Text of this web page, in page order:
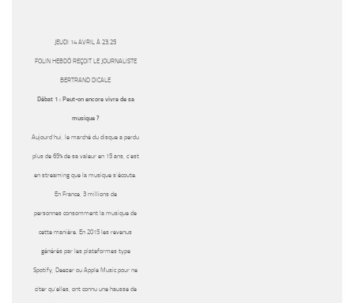
JEUDI 14 AVRIL À 23.25
FOLIN HEBDÔ REÇOIT LE JOURNALISTE
BERTRAND DICALE
Débat 1 : Peut-on encore vivre de sa
musique ?
Aujourd’hui, le marché du disque a perdu
plus de 65% de sa valeur en 15 ans, c’est
en streaming que la musique s’écoute.
En France, 3 millions de
personnes consomment la musique de
cette manière. En 2015 les revenus
générés par les plateformes type
Spotify, Deezer ou Apple Music pour ne
citer qu’elles, ont connu une hausse de